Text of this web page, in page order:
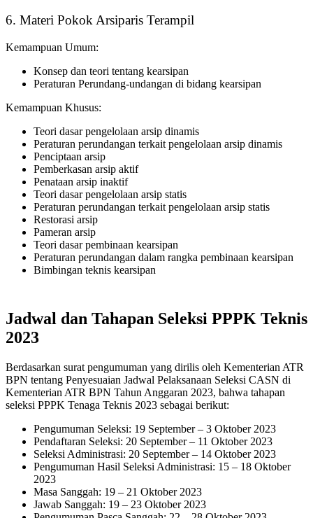
6. Materi Pokok Arsiparis Terampil
Kemampuan Umum:
Konsep dan teori tentang kearsipan
Peraturan Perundang-undangan di bidang kearsipan
Kemampuan Khusus:
Teori dasar pengelolaan arsip dinamis
Peraturan perundangan terkait pengelolaan arsip dinamis
Penciptaan arsip
Pemberkasan arsip aktif
Penataan arsip inaktif
Teori dasar pengelolaan arsip statis
Peraturan perundangan terkait pengelolaan arsip statis
Restorasi arsip
Pameran arsip
Teori dasar pembinaan kearsipan
Peraturan perundangan dalam rangka pembinaan kearsipan
Bimbingan teknis kearsipan
Jadwal dan Tahapan Seleksi PPPK Teknis
2023
Berdasarkan surat pengumuman yang dirilis oleh Kementerian ATR
BPN tentang Penyesuaian Jadwal Pelaksanaan Seleksi CASN di
Kementerian ATR BPN Tahun Anggaran 2023, bahwa tahapan
seleksi PPPK Tenaga Teknis 2023 sebagai berikut:
Pengumuman Seleksi: 19 September – 3 Oktober 2023
Pendaftaran Seleksi: 20 September – 11 Oktober 2023
Seleksi Administrasi: 20 September – 14 Oktober 2023
Pengumuman Hasil Seleksi Administrasi: 15 – 18 Oktober
2023
Masa Sanggah: 19 – 21 Oktober 2023
Jawab Sanggah: 19 – 23 Oktober 2023